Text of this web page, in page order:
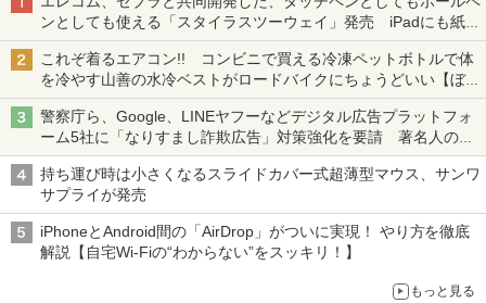
ンとしても使える「スタイラスツーウェイ」発売 iPadにも紙に
も、持ち替えずに書き込める
これぞ着るエアコン!! コンビニで買える冷凍ペットボトルで体
を冷やす山善の水冷ベストがロードバイクにちょうどいい【ぼっ
ち・ざ・ろーど！その14】【空いた時間でなにしてる？】
警察庁ら、Google、LINEヤフーなどデジタル広告プラットフォ
ーム5社に「なりすまし詐欺広告」対策強化を要請 著名人の写
真や映像を使った投資詐欺などへの対策として
持ち運び時は小さくなるスライドカバー式超薄型マウス、サンワ
サプライが発売
iPhoneとAndroid間の「AirDrop」がついに実現！ やり方を徹底
解説【自宅Wi-Fiの“わからない”をスッキリ！】
もっと見る